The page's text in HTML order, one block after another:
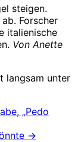
steigen.
Forscher
italienische
Von Anette
langsam unter
„Pedo
→